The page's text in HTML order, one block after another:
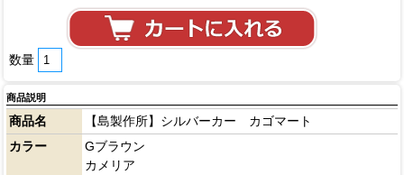
数量
商品説明
商品名
【島製作所】シルバーカー カゴマート
カラー
Gブラウン
カメリア